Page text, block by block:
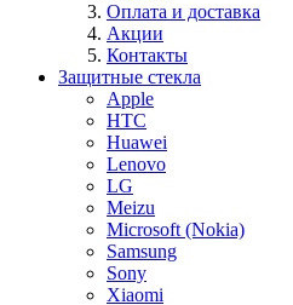
Оплата и доставка
Акции
Контакты
Защитные стекла
Apple
HTC
Huawei
Lenovo
LG
Meizu
Microsoft (Nokia)
Samsung
Sony
Xiaomi